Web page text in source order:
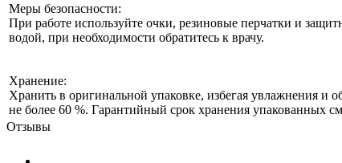
Меры безопасности:
При работе используйте очки, резиновые перчатки и
водой, при необходимости обратитесь к врачу.
Хранение:
Хранить в оригинальной упаковке, избегая увлажнения и
не более 60 %. Гарантийный срок хранения упакованных
Отзывы